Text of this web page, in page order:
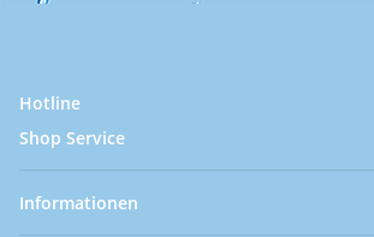
Hotline
Shop Service
Informationen